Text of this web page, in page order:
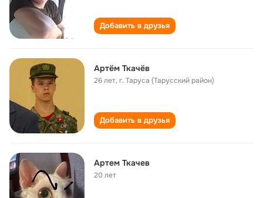
Добавить в друзья
Артëм Ткачëв
26 лет,г. Таруса (Тарусский район)
Добавить в друзья
Артем Ткачев
20 лет